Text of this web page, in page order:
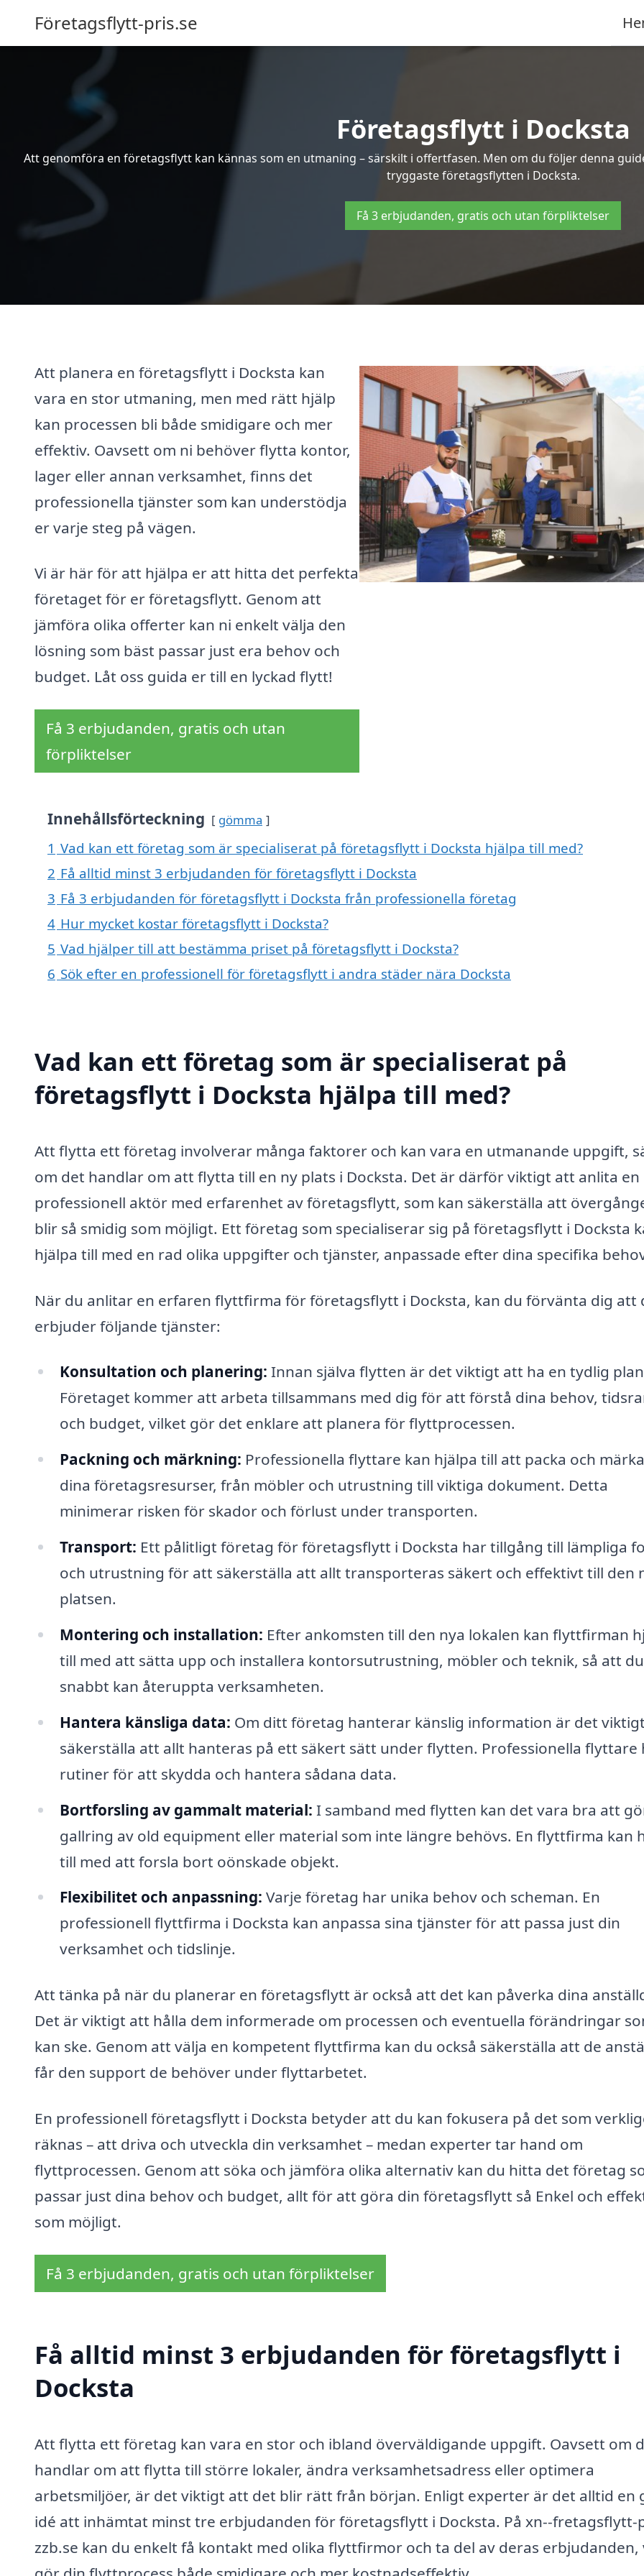
Företagsflytt-pris.se
Företagsflytt i Docksta
Att genomföra en företagsflytt kan kännas som en utmaning – särskilt i offertfasen. Men om du följer denna
tryggaste företagsflytten i Docksta.
Få 3 erbjudanden, gratis och utan förpliktelser
Att planera en företagsflytt i Docksta kan
vara en stor utmaning, men med rätt hjälp
kan processen bli både smidigare och mer
effektiv. Oavsett om ni behöver flytta kontor,
lager eller annan verksamhet, finns det
professionella tjänster som kan understödja
er varje steg på vägen.
Vi är här för att hjälpa er att hitta det perfekta
företaget för er företagsflytt. Genom att
jämföra olika offerter kan ni enkelt välja den
lösning som bäst passar just era behov och
budget. Låt oss guida er till en lyckad flytt!
Få 3 erbjudanden, gratis och utan
förpliktelser
Innehållsförteckning gömma
1 Vad kan ett företag som är specialiserat på företagsflytt i Docksta hjälpa till med?
2 Få alltid minst 3 erbjudanden för företagsflytt i Docksta
3 Få 3 erbjudanden för företagsflytt i Docksta från professionella företag
4 Hur mycket kostar företagsflytt i Docksta?
5 Vad hjälper till att bestämma priset på företagsflytt i Docksta?
6 Sök efter en professionell för företagsflytt i andra städer nära Docksta
Vad kan ett företag som är specialiserat på
företagsflytt i Docksta hjälpa till med?
Att flytta ett företag involverar många faktorer och kan vara en utmanande uppgift,
om det handlar om att flytta till en ny plats i Docksta. Det är därför viktigt att anlita en
professionell aktör med erfarenhet av företagsflytt, som kan säkerställa att
blir så smidig som möjligt. Ett företag som specialiserar sig på företagsflytt i Docksta
hjälpa till med en rad olika uppgifter och tjänster, anpassade efter dina specifika
När du anlitar en erfaren flyttfirma för företagsflytt i Docksta, kan du förvänta dig att
erbjuder följande tjänster:
Konsultation och planering: Innan själva flytten är det viktigt att ha en tydlig
Företaget kommer att arbeta tillsammans med dig för att förstå dina behov,
och budget, vilket gör det enklare att planera för flyttprocessen.
Packning och märkning: Professionella flyttare kan hjälpa till att packa och
dina företagsresurser, från möbler och utrustning till viktiga dokument. Detta
minimerar risken för skador och förlust under transporten.
Transport: Ett pålitligt företag för företagsflytt i Docksta har tillgång till lämpliga
och utrustning för att säkerställa att allt transporteras säkert och effektivt till den
platsen.
Montering och installation: Efter ankomsten till den nya lokalen kan flyttfirman
till med att sätta upp och installera kontorsutrustning, möbler och teknik, så att du
snabbt kan återuppta verksamheten.
Hantera känsliga data: Om ditt företag hanterar känslig information är det
säkerställa att allt hanteras på ett säkert sätt under flytten. Professionella flyttare
rutiner för att skydda och hantera sådana data.
Bortforsling av gammalt material: I samband med flytten kan det vara bra att
gallring av old equipment eller material som inte längre behövs. En flyttfirma kan
till med att forsla bort oönskade objekt.
Flexibilitet och anpassning: Varje företag har unika behov och scheman. En
professionell flyttfirma i Docksta kan anpassa sina tjänster för att passa just din
verksamhet och tidslinje.
Att tänka på när du planerar en företagsflytt är också att det kan påverka dina
Det är viktigt att hålla dem informerade om processen och eventuella förändringar
kan ske. Genom att välja en kompetent flyttfirma kan du också säkerställa att de
får den support de behöver under flyttarbetet.
En professionell företagsflytt i Docksta betyder att du kan fokusera på det som
räknas – att driva och utveckla din verksamhet – medan experter tar hand om
flyttprocessen. Genom att söka och jämföra olika alternativ kan du hitta det företag
passar just dina behov och budget, allt för att göra din företagsflytt så Enkel och
som möjligt.
Få 3 erbjudanden, gratis och utan förpliktelser
Få alltid minst 3 erbjudanden för företagsflytt i
Docksta
Att flytta ett företag kan vara en stor och ibland överväldigande uppgift. Oavsett om
handlar om att flytta till större lokaler, ändra verksamhetsadress eller optimera
arbetsmiljöer, är det viktigt att det blir rätt från början. Enligt experter är det alltid en
idé att inhämtat minst tre erbjudanden för företagsflytt i Docksta. På xn--fretagsflytt-
zzb.se kan du enkelt få kontakt med olika flyttfirmor och ta del av deras erbjudanden,